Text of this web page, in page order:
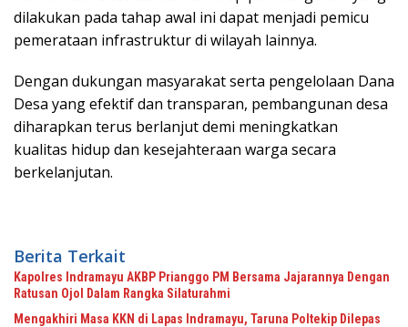
dilakukan pada tahap awal ini dapat menjadi pemicu
pemerataan infrastruktur di wilayah lainnya.
Dengan dukungan masyarakat serta pengelolaan Dana
Desa yang efektif dan transparan, pembangunan desa
diharapkan terus berlanjut demi meningkatkan
kualitas hidup dan kesejahteraan warga secara
berkelanjutan.
Berita Terkait
Kapolres Indramayu AKBP Prianggo PM Bersama Jajarannya Dengan
Ratusan Ojol Dalam Rangka Silaturahmi
Mengakhiri Masa KKN di Lapas Indramayu, Taruna Poltekip Dilepas